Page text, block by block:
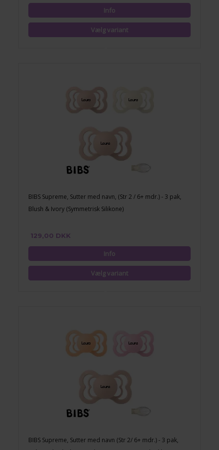
BIBS Supreme, Sutter med navn, (Str 2 / 6+ mdr.) - 3 pak,
Blush & Ivory (Symmetrisk Silikone)
129,00 DKK
BIBS Supreme, Sutter med navn (Str 2/ 6+ mdr.) - 3 pak,